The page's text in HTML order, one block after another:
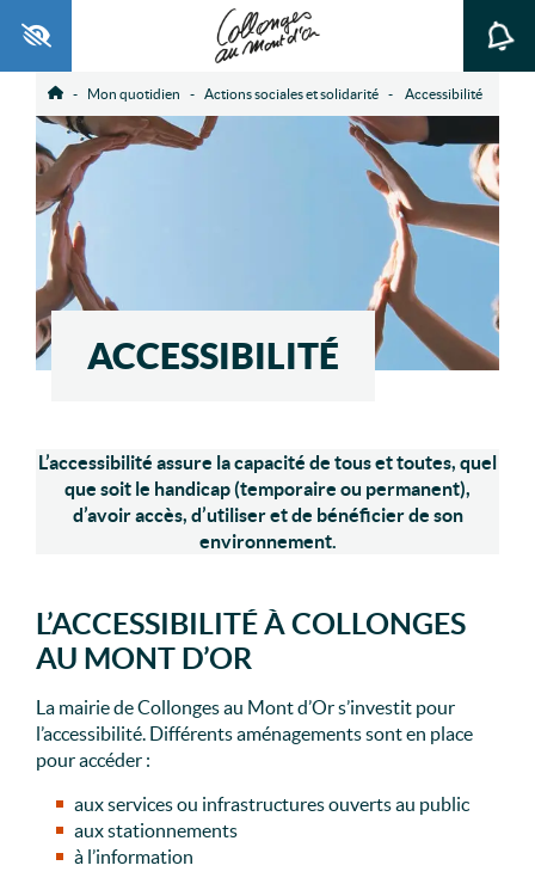
Mon quotidien Actions sociales et solidarité Accessibilité
ACCESSIBILITÉ
L’accessibilité assure la capacité de tous et toutes, quel
que soit le handicap (temporaire ou permanent),
d’avoir accès, d’utiliser et de bénéficier de son
environnement.
L’ACCESSIBILITÉ À COLLONGES
AU MONT D’OR
La mairie de Collonges au Mont d’Or s’investit pour
l’accessibilité. Différents aménagements sont en place
pour accéder :
aux services ou infrastructures ouverts au public
aux stationnements
à l’information
Ouvrir la barre d’outils